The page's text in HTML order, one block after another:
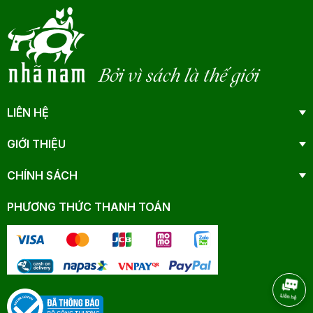
Bởi vì sách là thế giới
LIÊN HỆ
GIỚI THIỆU
CHÍNH SÁCH
PHƯƠNG THỨC THANH TOÁN